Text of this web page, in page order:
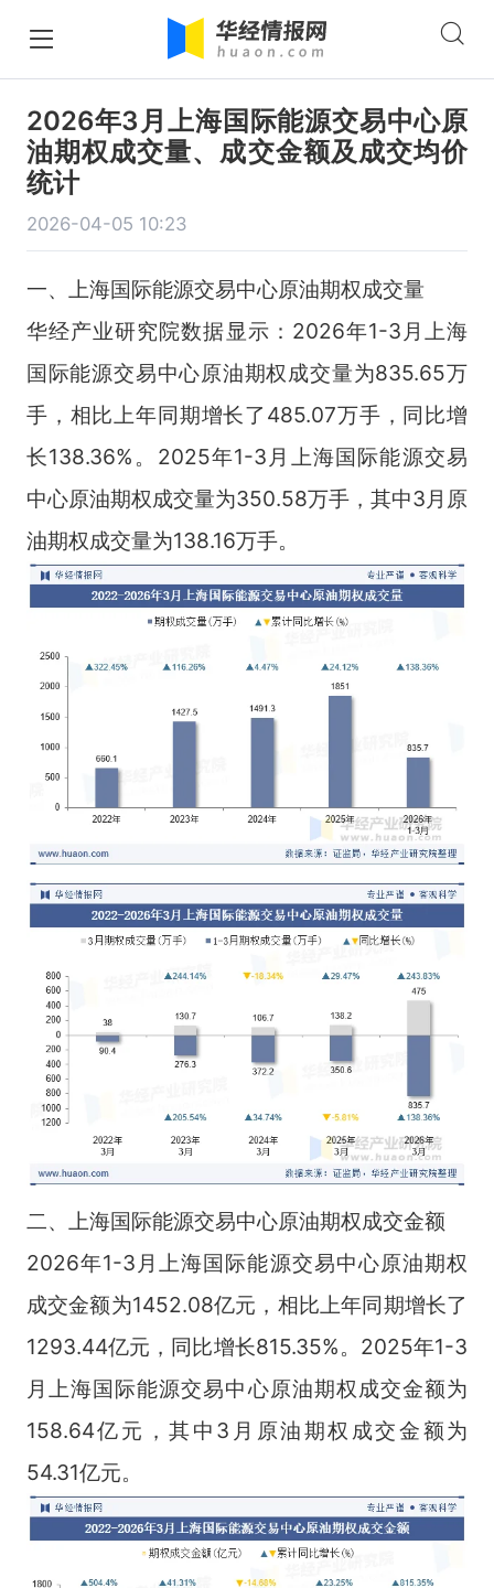
2026年3月上海国际能源交易中心原
油期权成交量、成交金额及成交均价
统计
2026-04-05 10:23
一、上海国际能源交易中心原油期权成交量
华经产业研究院数据显示：2026年1-3月上海
国际能源交易中心原油期权成交量为835.65万
手，相比上年同期增长了485.07万手，同比增
长138.36%。2025年1-3月上海国际能源交易
中心原油期权成交量为350.58万手，其中3月原
油期权成交量为138.16万手。
二、上海国际能源交易中心原油期权成交金额
2026年1-3月上海国际能源交易中心原油期权
成交金额为1452.08亿元，相比上年同期增长了
1293.44亿元，同比增长815.35%。2025年1-3
月上海国际能源交易中心原油期权成交金额为
158.64亿元，其中3月原油期权成交金额为
54.31亿元。